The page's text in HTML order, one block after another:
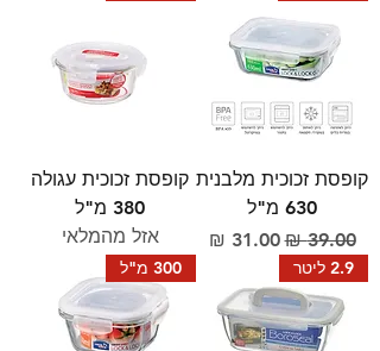
קופסת זכוכית מלבנית
630 מ"ל
מחיר רגיל‏39.00 ‏₪ מחיר מבצע‏31.00 ‏₪
קופסת זכוכית עגולה
380 מ"ל
אזל מהמלאי
2.9 ליטר 300 מ"ל